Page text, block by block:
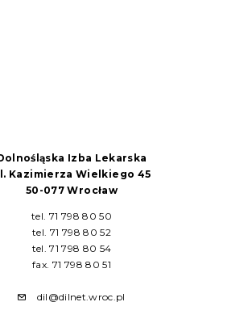
Izba Lekarska
Kazimierza Wielkiego 45
50-077 Wrocław
tel. 71 798 80 50
tel. 71 798 80 52
tel. 71 798 80 54
fax. 71 798 80 51
dil@dilnet.wroc.pl